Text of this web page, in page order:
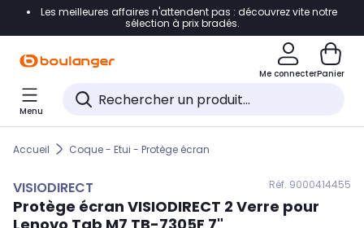
Accéder directement à la navigation
Accéder directement au pied de page
Accéder directement au chatbot
Les meilleures affaires n'attendent pas : découvrez vite notre
sélection à prix bradés.
Me connecterPanier
Menu
Accueil Coque - Etui - Protège écran
VISIODIRECT Réf. 9000414455
Protège écran VISIODIRECT 2 Verre pour